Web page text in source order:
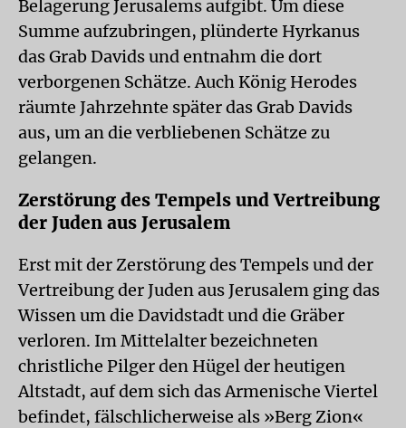
Belagerung Jerusalems aufgibt. Um diese
Summe aufzubringen, plünderte Hyrkanus
das Grab Davids und entnahm die dort
verborgenen Schätze. Auch König Herodes
räumte Jahrzehnte später das Grab Davids
aus, um an die verbliebenen Schätze zu
gelangen.
Zerstörung des Tempels und Vertreibung
der Juden aus Jerusalem
Erst mit der Zerstörung des Tempels und der
Vertreibung der Juden aus Jerusalem ging das
Wissen um die Davidstadt und die Gräber
verloren. Im Mittelalter bezeichneten
christliche Pilger den Hügel der heutigen
Altstadt, auf dem sich das Armenische Viertel
befindet, fälschlicherweise als »Berg Zion«